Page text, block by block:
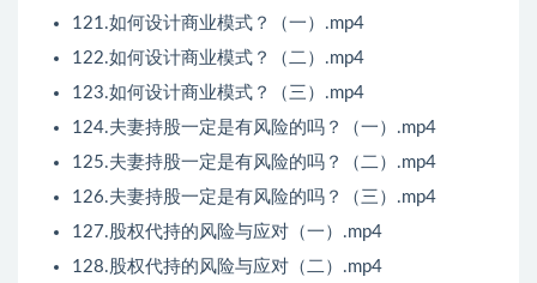
121.如何设计商业模式？（一）.mp4
122.如何设计商业模式？（二）.mp4
123.如何设计商业模式？（三）.mp4
124.夫妻持股一定是有风险的吗？（一）.mp4
125.夫妻持股一定是有风险的吗？（二）.mp4
126.夫妻持股一定是有风险的吗？（三）.mp4
127.股权代持的风险与应对（一）.mp4
128.股权代持的风险与应对（二）.mp4